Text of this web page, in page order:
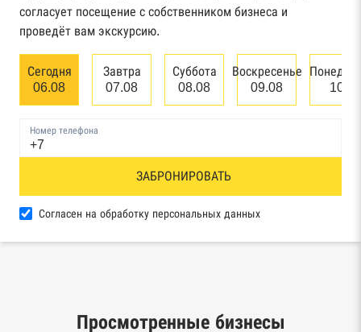
арбитражного суда
Единый федеральный реестр сведений о
банкротстве юридических лиц
Реестр товарных знаков и знаков обслуживания
База исполнительного производства
Реестры лицензий: Росалкоголь,
согласует посещение с собственником бизнеса и
проведёт вам экскурсию.
Сегодня
06.08
Завтра
07.08
Суббота
08.08
Воскресенье
09.08
10.08
Номер телефона
ЗАБРОНИРОВАТЬ
Согласен на обработку персональных данных
Просмотренные бизнесы